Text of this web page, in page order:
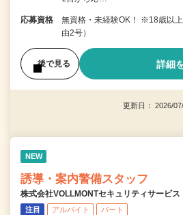
応募資格
無資格・未経験OK！ ※18歳以
由2号）
後で見る 詳細
更新日： 2026/
NEW
誘導・案内警備スタッフ
株式会社VOLLMONTセキュリティサービ
注目 アルバイト パート